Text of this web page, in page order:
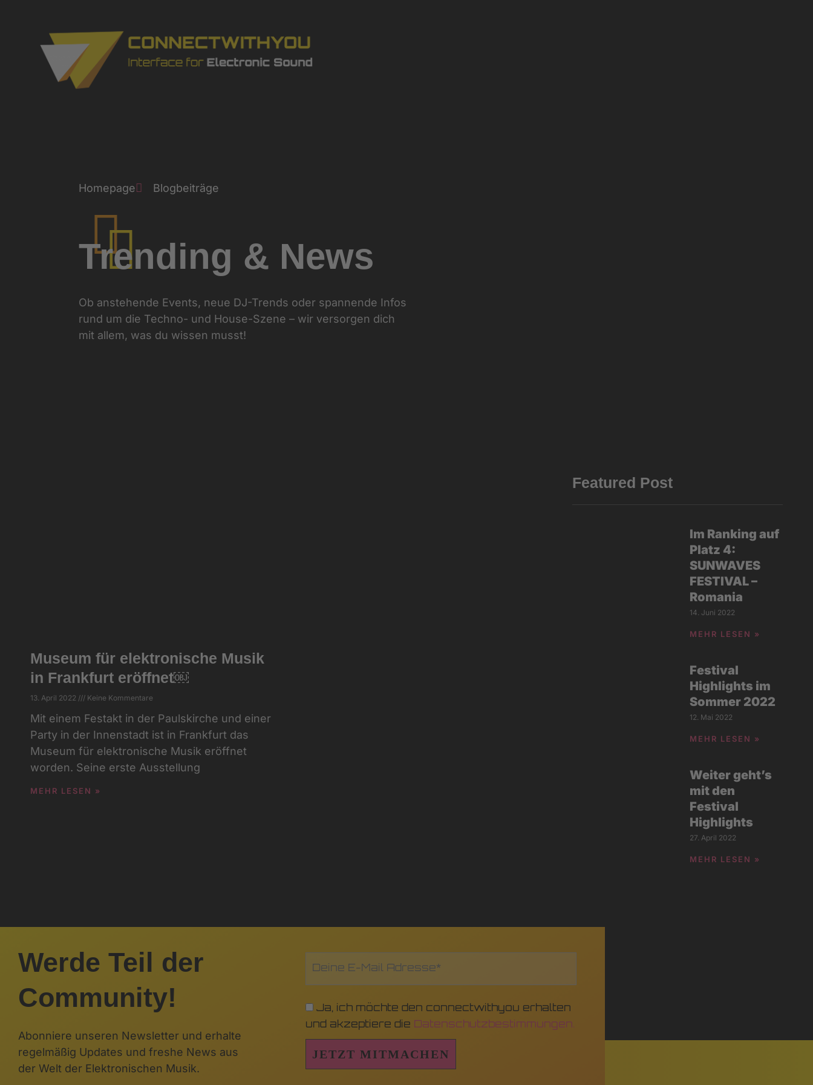
Homepage Blogbeiträge
Trending & News
Ob anstehende Events, neue DJ-Trends oder spannende Infos
rund um die Techno- und House-Szene – wir versorgen dich
mit allem, was du wissen musst!
Museum für elektronische Musik
in Frankfurt eröffnet￼
13. April 2022 Keine Kommentare
Mit einem Festakt in der Paulskirche und einer
Party in der Innenstadt ist in Frankfurt das
Museum für elektronische Musik eröffnet
worden. Seine erste Ausstellung
MEHR LESEN »
Featured Post
Im Ranking auf
Platz 4:
SUNWAVES
FESTIVAL –
Romania
14. Juni 2022
MEHR LESEN »
Festival
Highlights im
Sommer 2022
12. Mai 2022
MEHR LESEN »
Weiter geht’s
mit den
Festival
Highlights
27. April 2022
MEHR LESEN »
Werde Teil der
Community!
Abonniere unseren Newsletter und erhalte
regelmäßig Updates und freshe News aus
der Welt der Elektronischen Musik.
Ja, ich möchte den connectwithyou erhalten
und akzeptiere die Datenschutzbestimmungen.